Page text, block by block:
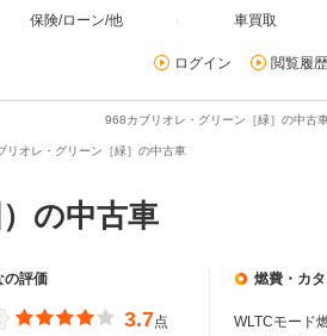
保険/ローン/他 車買取
ログイン 閲覧履歴
968カブリオレ・グリーン［緑］の中古
リオレ・グリーン［緑］の中古車
の中古車
の評価
3.7点
燃費・カ
WLTCモード